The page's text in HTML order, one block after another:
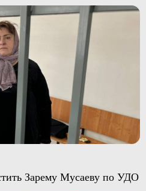
Зарему Мусаеву по УДО